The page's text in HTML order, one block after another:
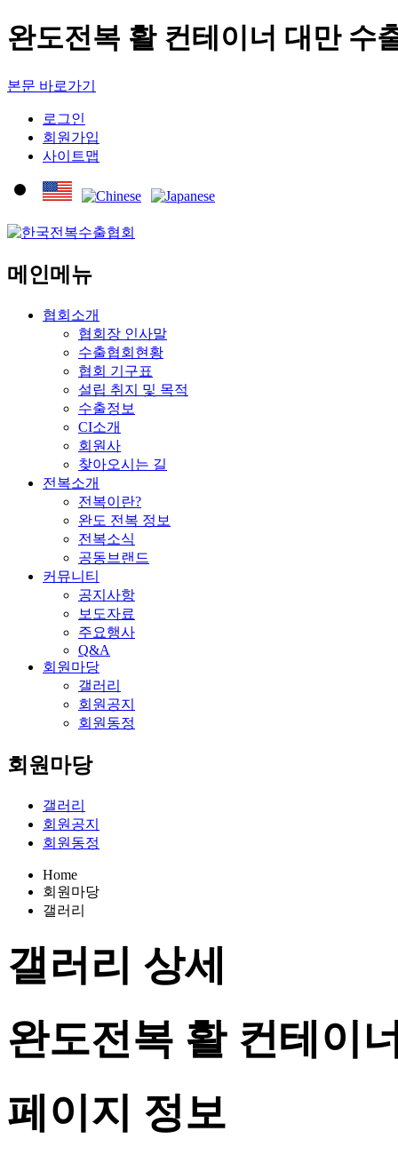
완도전복 활 컨테이너 대만 수
본문 바로가기
로그인
회원가입
사이트맵
메인메뉴
협회소개
협회장 인사말
수출협회현황
협회 기구표
설립 취지 및 목적
수출정보
CI소개
회원사
찾아오시는 길
전복소개
전복이란?
완도 전복 정보
전복소식
공동브랜드
커뮤니티
공지사항
보도자료
주요행사
Q&A
회원마당
갤러리
회원공지
회원동정
회원마당
갤러리
회원공지
회원동정
Home
회원마당
갤러리
갤러리 상세
완도전복 활 컨테이
페이지 정보